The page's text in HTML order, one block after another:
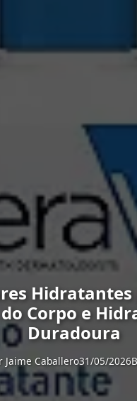
Hidratantes
do Corpo e
Duradoura
Jaime Caballero31/05/2026